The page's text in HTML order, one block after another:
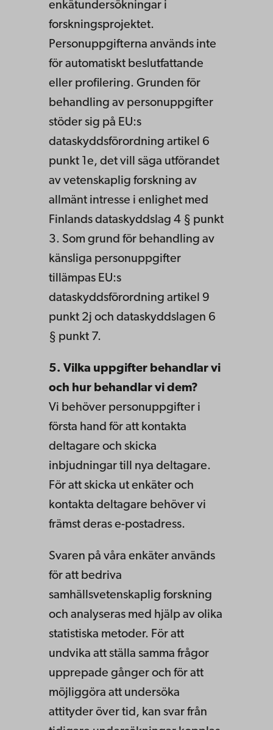
enkätundersökningar i
forskningsprojektet.
Personuppgifterna används inte
för automatiskt beslutfattande
eller profilering. Grunden för
behandling av personuppgifter
stöder sig på EU:s
dataskyddsförordning artikel 6
punkt 1e, det vill säga utförandet
av vetenskaplig forskning av
allmänt intresse i enlighet med
Finlands dataskyddslag 4 § punkt
3. Som grund för behandling av
känsliga personuppgifter
tillämpas EU:s
dataskyddsförordning artikel 9
punkt 2j och dataskyddslagen 6
§ punkt 7.
5. Vilka uppgifter behandlar vi
och hur behandlar vi dem?
Vi behöver personuppgifter i
första hand för att kontakta
deltagare och skicka
inbjudningar till nya deltagare.
För att skicka ut enkäter och
kontakta deltagare behöver vi
främst deras e-postadress.
Svaren på våra enkäter används
för att bedriva
samhällsvetenskaplig forskning
och analyseras med hjälp av olika
statistiska metoder. För att
undvika att ställa samma frågor
upprepade gånger och för att
möjliggöra att undersöka
attityder över tid, kan svar från